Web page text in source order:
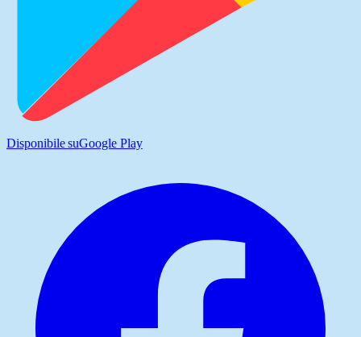
Disponibile suGoogle Play